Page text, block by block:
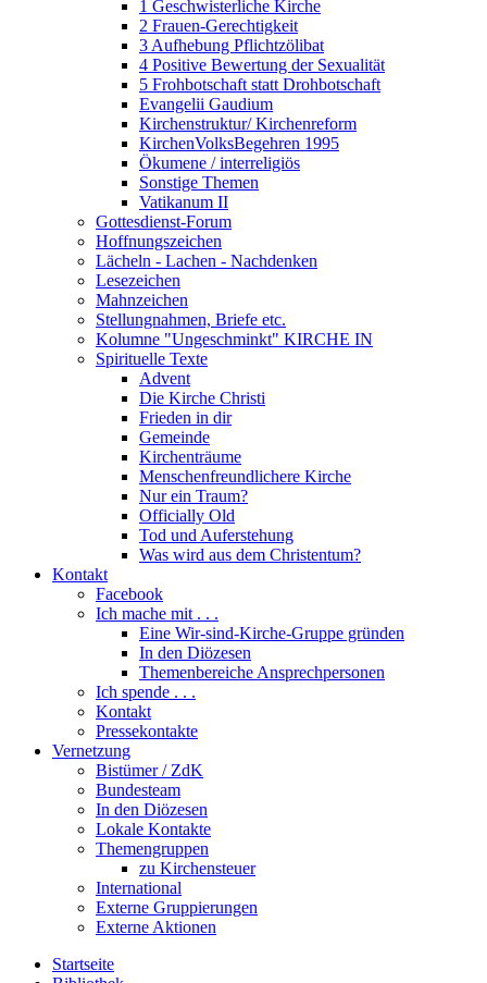
1 Geschwisterliche Kirche
2 Frauen-Gerechtigkeit
3 Aufhebung Pflichtzölibat
4 Positive Bewertung der Sexualität
5 Frohbotschaft statt Drohbotschaft
Evangelii Gaudium
Kirchenstruktur/ Kirchenreform
KirchenVolksBegehren 1995
Ökumene / interreligiös
Sonstige Themen
Vatikanum II
Gottesdienst-Forum
Hoffnungszeichen
Lächeln - Lachen - Nachdenken
Lesezeichen
Mahnzeichen
Stellungnahmen, Briefe etc.
Kolumne "Ungeschminkt" KIRCHE IN
Spirituelle Texte
Advent
Die Kirche Christi
Frieden in dir
Gemeinde
Kirchenträume
Menschenfreundlichere Kirche
Nur ein Traum?
Officially Old
Tod und Auferstehung
Was wird aus dem Christentum?
Kontakt
Facebook
Ich mache mit . . .
Eine Wir-sind-Kirche-Gruppe gründen
In den Diözesen
Themenbereiche Ansprechpersonen
Ich spende . . .
Kontakt
Pressekontakte
Vernetzung
Bistümer / ZdK
Bundesteam
In den Diözesen
Lokale Kontakte
Themengruppen
zu Kirchensteuer
International
Externe Gruppierungen
Externe Aktionen
Startseite